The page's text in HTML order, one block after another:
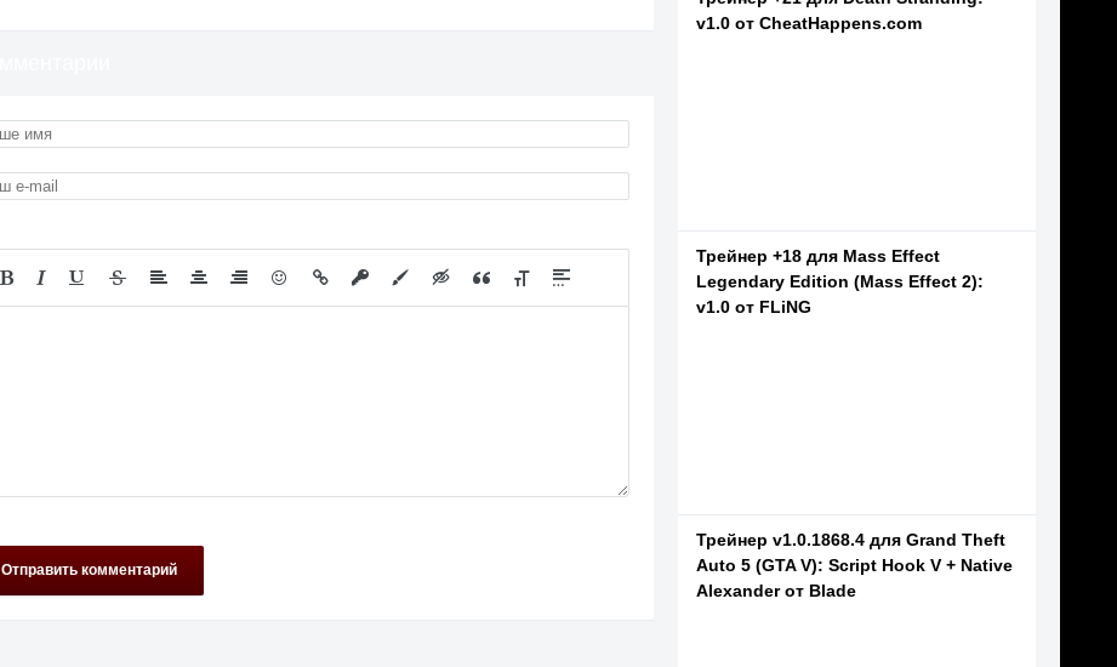
Отправить комментарий
v1.0 от CheatHappens.com
Трейнер +18 для Mass Effect
Legendary Edition (Mass Effect 2):
v1.0 от FLiNG
Трейнер v1.0.1868.4 для Grand Theft
Auto 5 (GTA V): Script Hook V + Native
Alexander от Blade